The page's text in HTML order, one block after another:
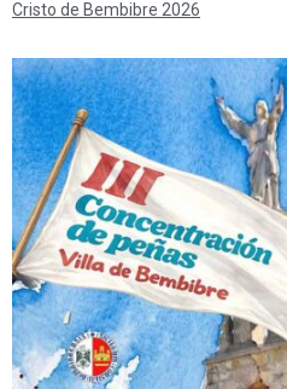
Cristo de Bembibre 2026